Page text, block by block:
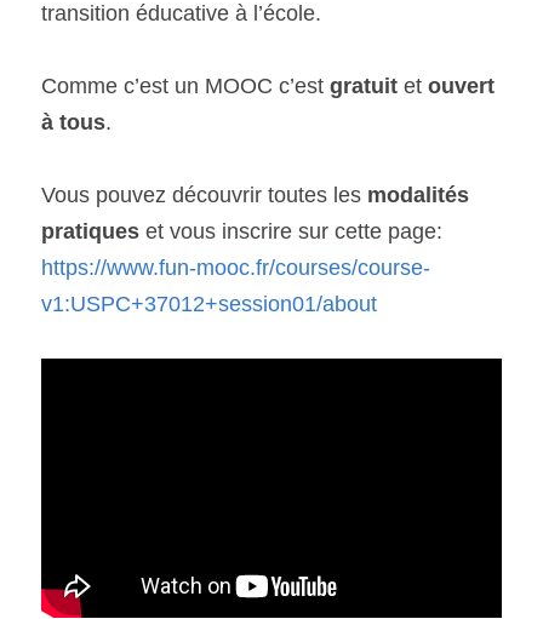
transition éducative à l’école.
Comme c’est un MOOC c’est gratuit et ouvert
à tous.
Vous pouvez découvrir toutes les modalités
pratiques et vous inscrire sur cette page:
https://www.fun-mooc.fr/courses/course-
v1:USPC+37012+session01/about